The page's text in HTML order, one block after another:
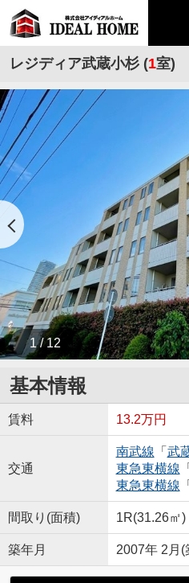
レジディア武蔵小杉 (1室)
1 / 12
基本情報
賃料 13.2万円
交通
南武線 「 武
東急東横線 「
東急東横線 「
間取り(面積) 1R(31.26㎡)
築年月 2007年 2月(